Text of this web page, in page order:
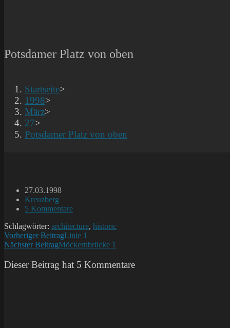
Potsdamer Platz von oben
Startseite>
1998>
März>
27>
Potsdamer Platz von oben
Beitrag
veröffentlicht:
27.03.1998
Beitrags-
Kategorie:
Kreuzberg
Beitrags-
5 Kommentare
Schlagwörter: architecture, historic
Weitere
Artikel
ansehen
Vorheriger BeitragLinie 1
Nächster BeitragMöckernbrücke 1
Dieser Beitrag hat 5 Kommentare